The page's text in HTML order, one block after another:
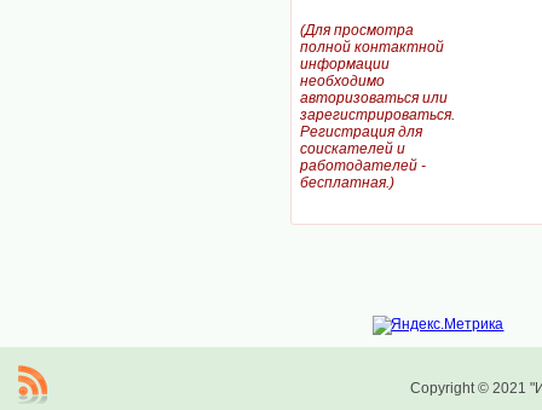
(Для просмотра
полной контактной
информации
необходимо
авторизоваться или
зарегистрироваться.
Регистрация для
соискателей и
работодателей -
бесплатная.)
Copyright © 2021